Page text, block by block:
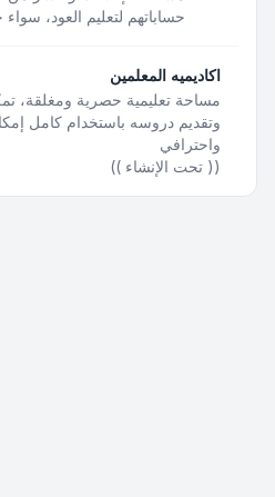
حساباتهم لتعليم العود،
اكاديميه المعلمين
مساحة تعليمية حصرية ومغلقة،
وتقديم دروسه باستخدام كامل
واحترافي
(( تحت الإنشاء ))